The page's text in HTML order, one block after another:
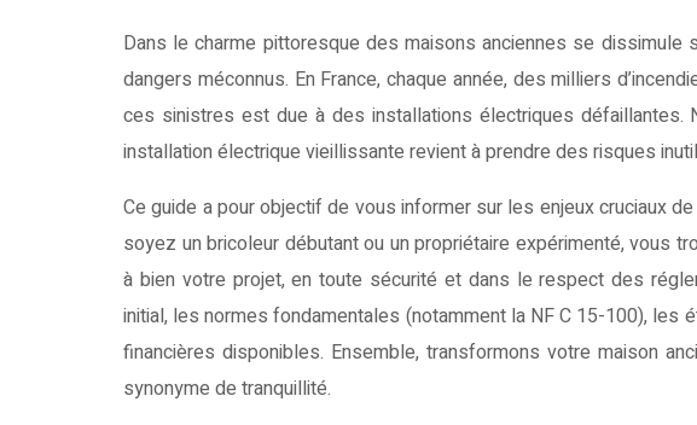
Dans le charme pittoresque des maisons anciennes se dissimule souvent une installation électrique obsolète, source de
dangers méconnus. En France, chaque année, des milliers
ces sinistres est due à des installations électriques défaillantes.
installation électrique vieillissante revient à prendre des risques
Ce guide a pour objectif de vous informer sur les enjeux cruciaux
soyez un bricoleur débutant ou un propriétaire expérimenté, vous
à bien votre projet, en toute sécurité et dans le respect des
initial, les normes fondamentales (notamment la NF C 15-100),
financières disponibles. Ensemble, transformons votre maison
synonyme de tranquillité.